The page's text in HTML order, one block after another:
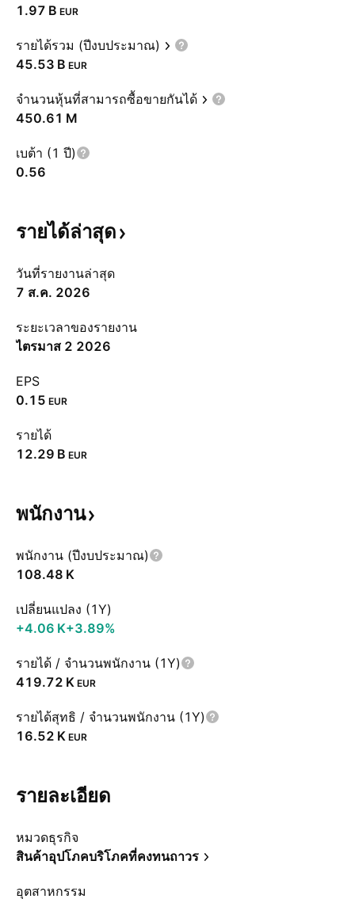
‪1.97 B‬ EUR
รายได้รวม (ปีงบประมาณ)
‪45.53 B‬ EUR
จำนวนหุ้นที่สามารถซื้อขายกันได้
‪450.61 M‬
เบต้า (1 ปี)
0.56
รายได้ล่าสุด
วันที่รายงานล่าสุด
7 ส.ค. 2026
ระยะเวลาของรายงาน
ไตรมาส 2 2026
EPS
0.15 EUR
รายได้
‪12.29 B‬ EUR
พนักงาน
พนักงาน (ปีงบประมาณ)
‪108.48 K‬
เปลี่ยนแปลง (1Y)
‪+4.06 K‬+3.89%
รายได้ / จำนวนพนักงาน (1Y)
‪419.72 K‬ EUR
รายได้สุทธิ / จำนวนพนักงาน (1Y)
‪16.52 K‬ EUR
รายละเอียด
หมวดธุรกิจ
สินค้าอุปโภคบริโภคที่คงทนถาวร
อุตสาหกรรม